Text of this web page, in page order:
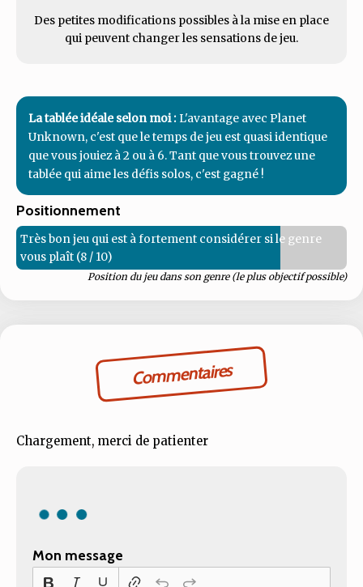
Des petites modifications possibles à la mise en place
qui peuvent changer les sensations de jeu.
La tablée idéale selon moi : L'avantage avec Planet
Unknown, c'est que le temps de jeu est quasi identique
que vous jouiez à 2 ou à 6. Tant que vous trouvez une
tablée qui aime les défis solos, c'est gagné !
Positionnement
Très bon jeu qui est à fortement considérer si le genre
vous plaît (8 / 10)
Position du jeu dans son genre (le plus objectif possible)
Commentaires
Chargement, merci de patienter
Mon message